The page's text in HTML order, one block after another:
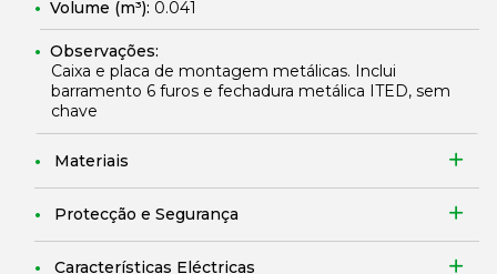
Volume (m³): 0.041
Observações:
Caixa e placa de montagem metálicas. Inclui
barramento 6 furos e fechadura metálica ITED, sem
chave
Materiais
Protecção e Segurança
Características Eléctricas